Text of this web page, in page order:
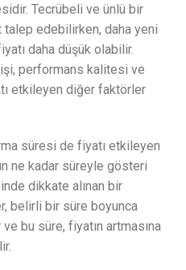
Tecrübeli ve ünlü bir
edebilirken, daha yeni
daha düşük olabilir.
performans kalitesi ve
etkileyen diğer faktörler
süresi de fiyatı etkileyen
ne kadar süreyle gösteri
dikkate alınan bir
belirli bir süre boyunca
bu süre, fiyatın artmasına